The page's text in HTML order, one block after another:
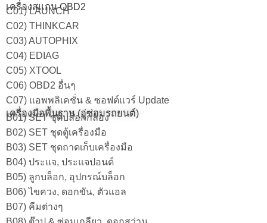
เครื่องสแกน OBD2
C01) LAUNCH
C02) THINKCAR
C03) AUTOPHIX
C04) EDIAG
C05) XTOOL
C06) OBD2 อื่นๆ
C07) แอพพลิเคชั่น & ซอฟต์แวร์ Update
เครื่องมือพื้นฐาน (อู่ซ่อมรถยนต์)
B01) SET ชุดบล็อกกล่อง
B02) SET ชุดตู้เครื่องมือ
B03) SET ชุดถาดเก็บเครื่องมือ
B04) ประแจ, ประแจปอนด์
B05) ลูกบล็อก, อุปกรณ์บล็อก
B06) ไขควง, ดอกขัน, ตัวแอล
B07) คีมต่างๆ